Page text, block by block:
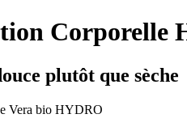
Corporelle
plutôt que sèche
Vera bio HYDRO